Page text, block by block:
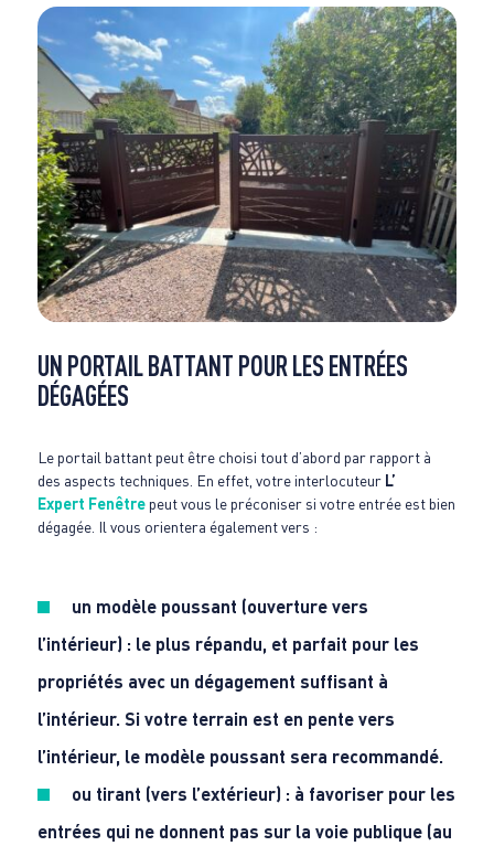
UN PORTAIL BATTANT POUR LES ENTRÉES
DÉGAGÉES
Le portail battant peut être choisi tout d’abord par rapport à
des aspects techniques. En effet, votre interlocuteur L’
Expert Fenêtrepeut vous le préconiser si votre entrée est bien
dégagée. Il vous orientera également vers :
un modèle poussant (ouverture vers
l’intérieur) : le plus répandu, et parfait pour les
propriétés avec un dégagement suffisant à
l’intérieur. Si votre terrain est en pente vers
l’intérieur, le modèle poussant sera recommandé.
ou tirant (vers l’extérieur) : à favoriser pour les
entrées qui ne donnent pas sur la voie publique (au